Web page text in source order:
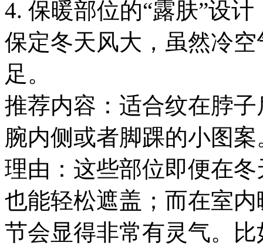
4. 保暖部位的“露肤”设计
保定冬天风大，虽然冷
足。
推荐内容：适合纹在脖
腕内侧或者脚踝的小图案
理由：这些部位即便在
也能轻松遮盖；而在室
节会显得非常有灵气。